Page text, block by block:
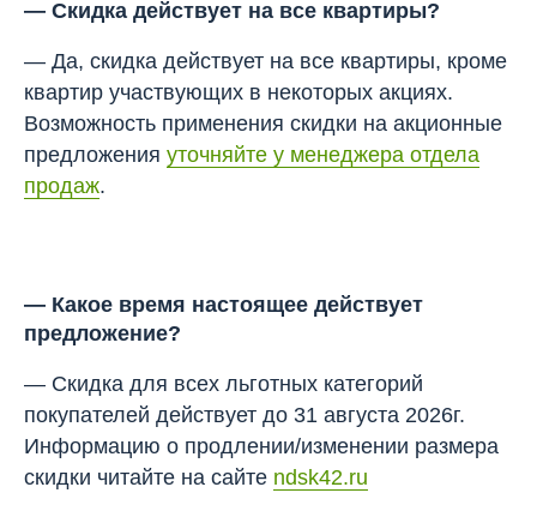
— Скидка действует на все квартиры?
— Да, скидка действует на все квартиры, кроме
квартир участвующих в некоторых акциях.
Возможность применения скидки на акционные
предложения уточняйте у менеджера отдела
продаж.
— Какое время настоящее действует
предложение?
— Скидка для всех льготных категорий
покупателей действует до 31 августа 2026г.
Информацию о продлении/изменении размера
скидки читайте на сайте ndsk42.ru